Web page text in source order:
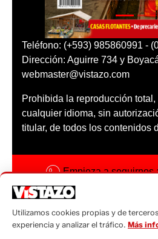
Teléfono: (+593) 985860991 -
Dirección: Aguirre 734 y
webmaster@vistazo.com
Prohibida la reproducción
cualquier idioma, sin
titular, de todos los contenidos
Empieza a seguirnos
Código ética
Utilizamos cookies propias y de
experiencia y analizar el tráfico. Más